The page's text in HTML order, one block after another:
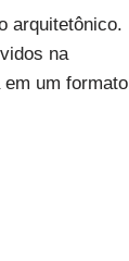
arquitetônico.
na
um formato